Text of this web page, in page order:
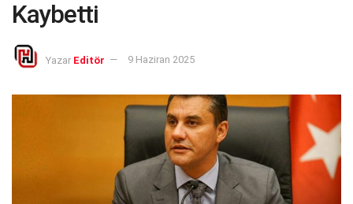
Kaybetti
Yazar Editör 9 Haziran 2025